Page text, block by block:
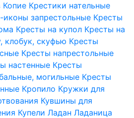
Копие Крестики нательные
иконы запрестольные Кресты
Кресты на купол Кресты на
клобук, скуфью Кресты
Кресты напрестольные
настенные Кресты
могильные Кресты
Кропило Кружки для
Кувшины для
Купели Ладан Ладаница